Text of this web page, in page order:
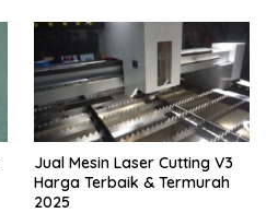
Jual Mesin Laser Cutting V3
Harga Terbaik & Termurah
2025